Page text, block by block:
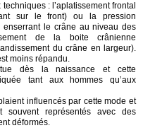
: l’aplatissement frontal
sur le front) ou la pression
enserrant le crâne au niveau des
de la boite crânienne
du crâne en largeur).
moins répandu.
dès la naissance et cette
tant aux hommes qu’aux
influencés par cette mode et
souvent représentés avec des
déformés.